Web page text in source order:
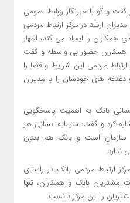
و گو با خبرنگار روابط عمومی
ارشد در مرکز ارتباط مردمی
همکاران را ایجاد می کند، اظهار
همکاران حضور بی واسطه و گفت
مردمی این شرایط و فضا را
های خودشان را با مدیران
بانک به اهمیت پاسخگویی
کرد و گفت: سرمایه انسانی هر
سازمان است و بانک هم بدون
ارتباط مردمی بانک در راستای
مشتریان بانک و همکاران، تنها
را این مرکز دانست.